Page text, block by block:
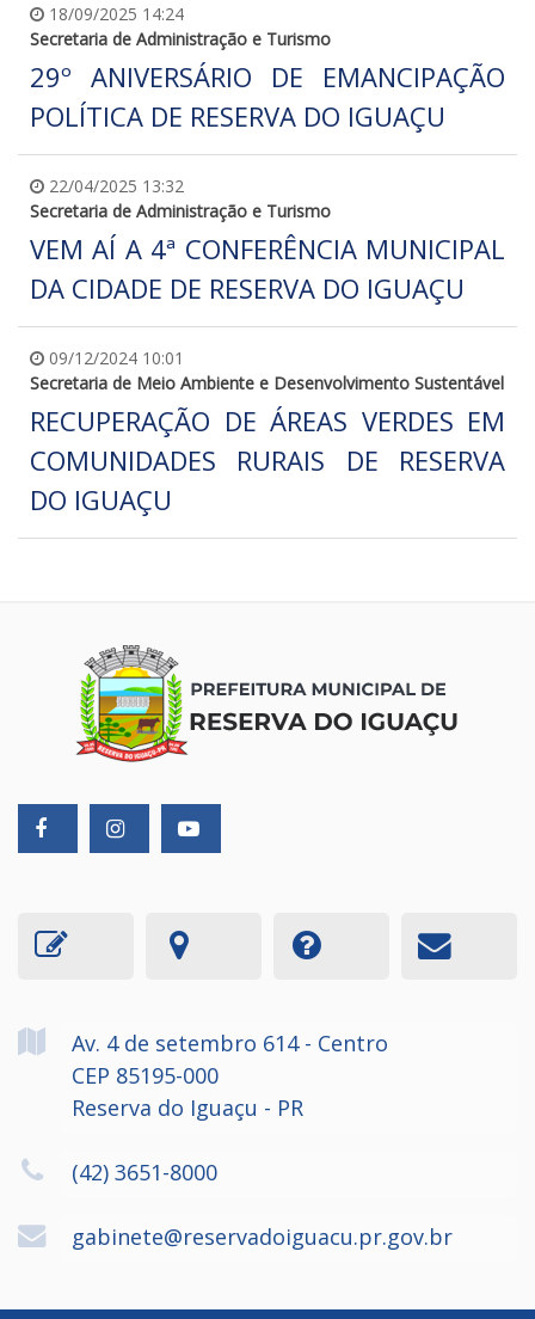
18/09/2025 14:24
Secretaria de Administração e Turismo
29º ANIVERSÁRIO DE EMANCIPAÇÃO
POLÍTICA DE RESERVA DO IGUAÇU
22/04/2025 13:32
Secretaria de Administração e Turismo
VEM AÍ A 4ª CONFERÊNCIA MUNICIPAL
DA CIDADE DE RESERVA DO IGUAÇU
09/12/2024 10:01
Secretaria de Meio Ambiente e Desenvolvimento Sustentável
RECUPERAÇÃO DE ÁREAS VERDES EM
COMUNIDADES RURAIS DE RESERVA
DO IGUAÇU
Av. 4 de setembro 614 - Centro
CEP 85195-000
Reserva do Iguaçu - PR
(42) 3651-8000
gabinete@reservadoiguacu.pr.gov.br